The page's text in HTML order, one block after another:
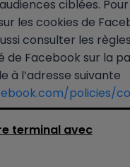
ciblées.
les cookies de
consulter les
de Facebook sur la
à l’adresse suivante
policies/
terminal avec